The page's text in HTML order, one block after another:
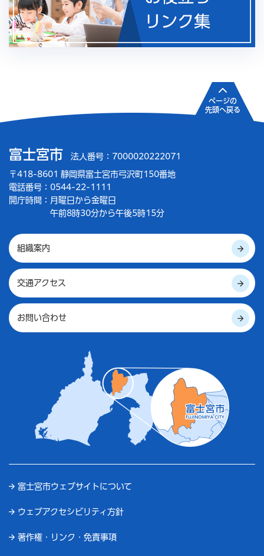
富士宮市 法人番号：7000020222071
〒418-8601 静岡県富士宮市弓沢町150番地
電話番号：0544-22-1111
開庁時間： 月曜日から金曜日
午前8時30分から午後5時15分
組織案内
交通アクセス
お問い合わせ
富士宮市ウェブサイトについて
ウェブアクセシビリティ方針
著作権・リンク・免責事項
ページの
先頭へ戻る